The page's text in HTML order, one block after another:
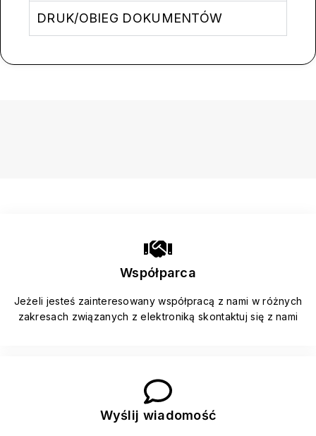
DRUK/OBIEG DOKUMENTÓW
Współparca
Jeżeli jesteś zainteresowany współpracą z nami w różnych
zakresach związanych z elektroniką skontaktuj się z nami
Wyślij wiadomość